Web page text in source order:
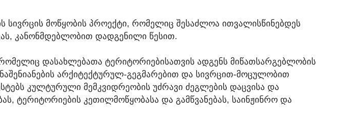
ᲡᲘᲕᲠᲪᲘᲡ ᲛᲝᲬᲧᲝᲑᲘᲡ ᲞᲠᲝᲔᲥᲢᲘ, ᲠᲝᲛᲔᲚᲘᲪ ᲨᲔᲡᲐᲫᲚᲝᲐ ᲘᲗᲕᲐᲚᲘᲡᲬᲘᲜᲔᲑᲓᲔᲡ
ᲙᲐᲜᲝᲜᲛᲓᲔᲑᲚᲝᲑᲘᲗ ᲓᲐᲓᲒᲔᲜᲘᲚᲘ ᲬᲔᲡᲘᲗ.
ᲓᲐᲡᲐᲮᲚᲔᲑᲐᲗᲐ ᲢᲔᲠᲘᲢᲝᲠᲘᲔᲑᲘᲡᲐᲗᲕᲘᲡ ᲐᲓᲒᲔᲜᲡ ᲛᲘᲬᲐᲗᲡᲐᲠᲒᲔᲑᲚᲝᲑᲘᲡ
ᲐᲠᲥᲘᲢᲔᲥᲢᲣᲠᲣᲚ-ᲒᲔᲒᲛᲐᲠᲔᲑᲘᲗ ᲓᲐ ᲡᲘᲕᲠᲪᲘᲗ-ᲛᲝᲪᲣᲚᲝᲑᲘᲗ
ᲙᲣᲚᲢᲣᲠᲣᲚᲘ ᲛᲔᲛᲙᲕᲘᲓᲠᲔᲝᲑᲘᲡ ᲣᲫᲠᲐᲕᲘ ᲫᲔᲒᲚᲔᲑᲘᲡ ᲓᲐᲪᲕᲘᲡᲐ ᲓᲐ
ᲢᲔᲠᲘᲢᲝᲠᲘᲔᲑᲘᲡ ᲙᲔᲗᲘᲚᲛᲝᲬᲧᲝᲑᲐᲡᲐ ᲓᲐ ᲒᲐᲛᲬᲕᲐᲜᲔᲑᲐᲡ, ᲡᲐᲘᲜᲟᲘᲜᲠᲝ ᲓᲐ